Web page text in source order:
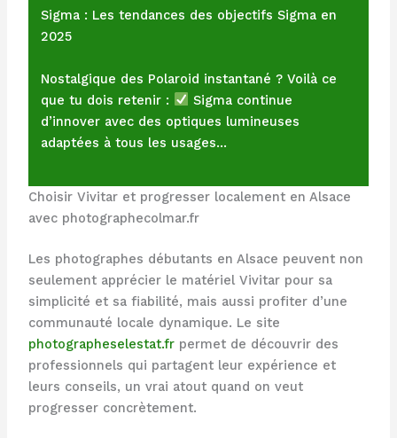
Sigma : Les tendances des objectifs Sigma en
2025
Nostalgique des Polaroid instantané ? Voilà ce
que tu dois retenir :
Sigma continue
d’innover avec des optiques lumineuses
adaptées à tous les usages…
Choisir Vivitar et progresser localement en Alsace
avec photographecolmar.fr
Les photographes débutants en Alsace peuvent non
seulement apprécier le matériel Vivitar pour sa
simplicité et sa fiabilité, mais aussi profiter d’une
communauté locale dynamique. Le site
photographeselestat.frpermet de découvrir des
professionnels qui partagent leur expérience et
leurs conseils, un vrai atout quand on veut
progresser concrètement.